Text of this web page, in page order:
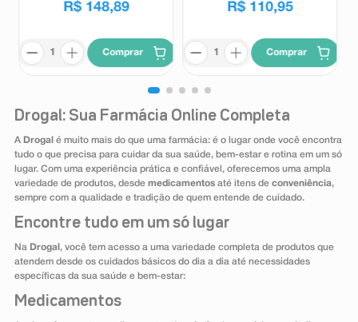
R$ 148,89
Comprar
R$ 110,95
Comprar
Drogal: Sua Farmácia Online Completa
A Drogal é muito mais do que uma farmácia: é o lugar onde você encontra
tudo o que precisa para cuidar da sua saúde, bem-estar e rotina em um só
lugar. Com uma experiência prática e confiável, oferecemos uma ampla
variedade de produtos, desde medicamentosaté itens de conveniência,
sempre com a qualidade e tradição de quem entende de cuidado.
Encontre tudo em um só lugar
Na Drogal , você tem acesso a uma variedade completa de produtos que
atendem desde os cuidados básicos do dia a dia até necessidades
específicas da sua saúde e bem-estar:
Medicamentos